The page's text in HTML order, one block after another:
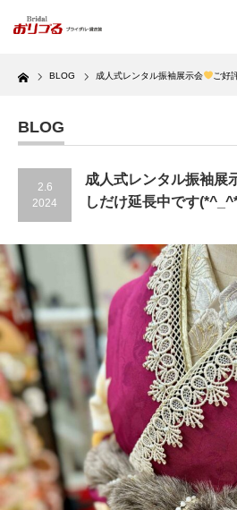
Home BLOG 成人式レンタル振袖展示会 ご好
BLOG
2.6
2024
成人式レンタル振袖展
しだけ延長中です